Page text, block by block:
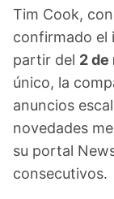
Tim Cook,
confirmado el
partir del 2 de
único, la
anuncios
novedades
su portal
consecutivos.